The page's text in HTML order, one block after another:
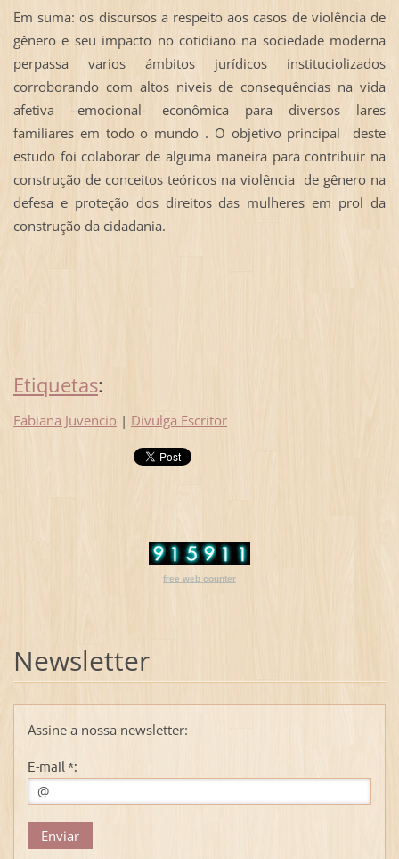
Em suma: os discursos a respeito aos casos de violência de
gênero e seu impacto no cotidiano na sociedade moderna
perpassa varios ámbitos jurídicos instituciolizados
corroborando com altos niveis de consequências na vida
afetiva –emocional- econômica para diversos lares
familiares em todo o mundo . O objetivo principal deste
estudo foi colaborar de alguma maneira para contribuir na
construção de conceitos teóricos na violência de gênero na
defesa e proteção dos direitos das mulheres em prol da
construção da cidadania.
Etiquetas:
Fabiana Juvencio | Divulga Escritor
free web counter
Newsletter
Assine a nossa newsletter:
E-mail *: